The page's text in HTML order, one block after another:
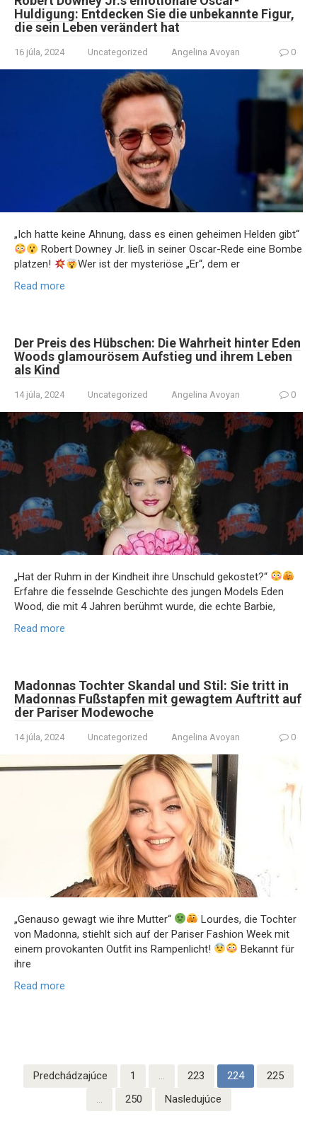
Huldigung: Entdecken Sie die unbekannte Figur,
die sein Leben verändert hat
16 júla, 2024 Uncategorized Angelina Avoyan 0
„Ich hatte keine Ahnung, dass es einen geheimen Helden gibt“
Robert Downey Jr. ließ in seiner Oscar-Rede eine Bombe
platzen!
Wer ist der mysteriöse „Er“, dem er
Read more
Der Preis des Hübschen: Die Wahrheit hinter Eden
Woods glamourösem Aufstieg und ihrem Leben
als Kind
14 júla, 2024 Uncategorized Angelina Avoyan 0
„Hat der Ruhm in der Kindheit ihre Unschuld gekostet?“
Erfahre die fesselnde Geschichte des jungen Models Eden
Wood, die mit 4 Jahren berühmt wurde, die echte Barbie,
Read more
Madonnas Tochter Skandal und Stil: Sie tritt in
Madonnas Fußstapfen mit gewagtem Auftritt auf
der Pariser Modewoche
14 júla, 2024 Uncategorized Angelina Avoyan 0
„Genauso gewagt wie ihre Mutter“
Lourdes, die Tochter
von Madonna, stiehlt sich auf der Pariser Fashion Week mit
einem provokanten Outfit ins Rampenlicht!
Bekannt für
ihre
Read more
Stránkovanie
príspevkov
Predchádzajúce 1 … 223 224
225
…
250 Nasledujúce